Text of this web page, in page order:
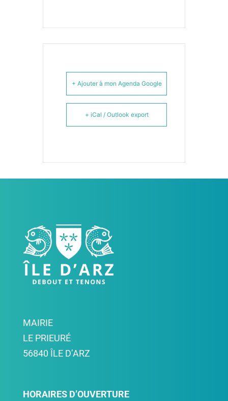
+ Ajouter à mon Agenda Google
+ iCal / Outlook export
MAIRIE
LE PRIEURÉ
56840 ÎLE D’ARZ
HORAIRES D’OUVERTURE